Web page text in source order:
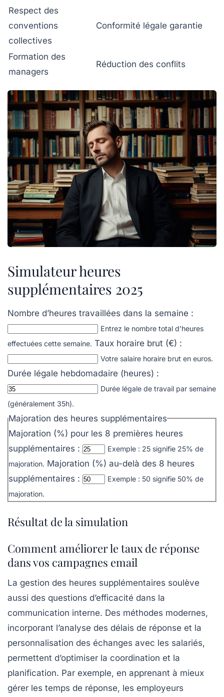
Respect des
conventions
collectives
Conformité légale garantie
Formation des
managers
Réduction des conflits
Simulateur heures
supplémentaires 2025
Nombre d’heures travaillées dans la semaine :
Entrez le nombre total d’heures
effectuées cette semaine. Taux horaire brut (€) :
Votre salaire horaire brut en euros.
Durée légale hebdomadaire (heures) :
Durée légale de travail par semaine
(généralement 35h).
Majoration des heures supplémentaires
Majoration (%) pour les 8 premières heures
supplémentaires :
Exemple : 25 signifie 25% de
majoration. Majoration (%) au-delà des 8 heures
supplémentaires :
Exemple : 50 signifie 50% de
majoration.
Résultat de la simulation
Comment améliorer le taux de réponse
dans vos campagnes email
La gestion des heures supplémentaires soulève
aussi des questions d’efficacité dans la
communication interne. Des méthodes modernes,
incorporant l’analyse des délais de réponse et la
personnalisation des échanges avec les salariés,
permettent d’optimiser la coordination et la
planification. Par exemple, en apprenant à mieux
gérer les temps de réponse, les employeurs